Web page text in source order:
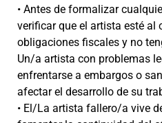
• Antes de formalizar
verificar que el artista esté al
obligaciones fiscales y no
Un/a artista con problemas
enfrentarse a embargos o
afectar el desarrollo de su
• El/La artista fallero/a vive